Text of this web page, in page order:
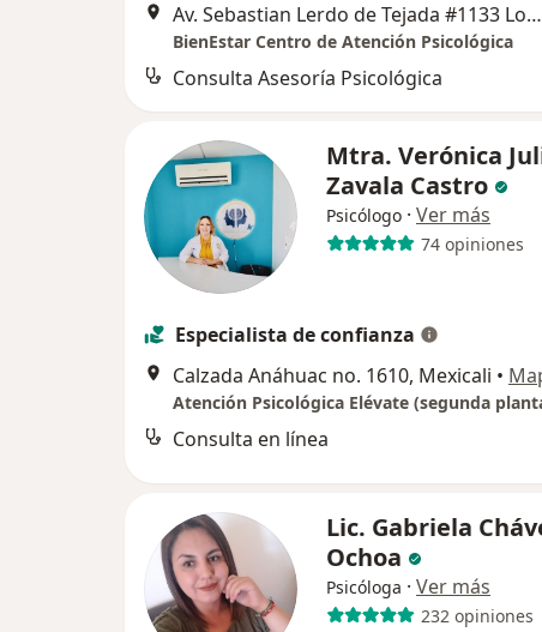
Av. Sebastian Lerdo de Tejada #1133 Local 1, Mexicali
BienEstar Centro de Atención Psicológica
Consulta Asesoría Psicológica
Mtra. Verónica
Zavala Castro
Psicólogo · Ver más
74 opiniones
Especialista de confianza
Calzada Anáhuac no. 1610, Mexicali •
Atención Psicológica Elévate (segunda
Consulta en línea
Lic. Gabriela
Ochoa
Psicóloga · Ver más
232 opiniones